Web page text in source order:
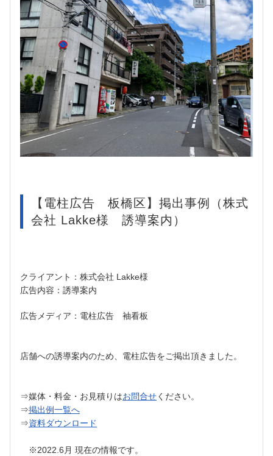
【電柱広告 板橋区】掲出事例（株式
会社 Lakke様 誘導案内）
クライアント：株式会社 Lakke様
広告内容：誘導案内
広告メディア：電柱広告 袖看板
店舗への誘導案内のため、電柱広告をご掲出頂きました。
⇒媒体・料金・お見積りはお問合せください。
⇒掲出例一覧へ
⇒資料ダウンロード
※2022.6月 現在の情報です。